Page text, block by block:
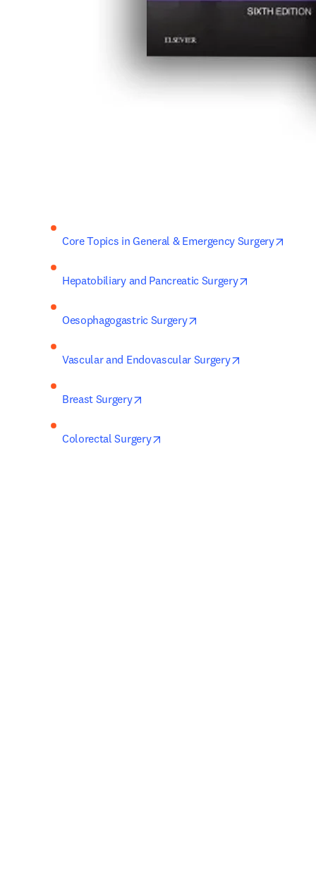
Core Topics in General & Emergency Surgery
Hepatobiliary and Pancreatic Surgery
Oesophagogastric Surgery
Vascular and Endovascular Surgery
Breast Surgery
Colorectal Surgery